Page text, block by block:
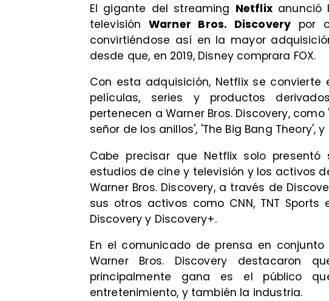
El gigante del streaming Netflixanunció
televisión Warner Bros. Discovery por
convirtiéndose así en la mayor
desde que, en 2019, Disney comprara FOX.
Con esta adquisición, Netflix se
películas, series y productos
pertenecen a Warner Bros. Discovery, como
señor de los anillos', 'The Big Bang Theory',
Cabe precisar que Netflix solo
estudios de cine y televisión y los activos
Warner Bros. Discovery, a través de
sus otros activos como CNN, TNT
Discovery y Discovery+.
En el comunicado de prensa en
Warner Bros. Discovery destacaron
principalmente gana es el público
entretenimiento, y también la industria.